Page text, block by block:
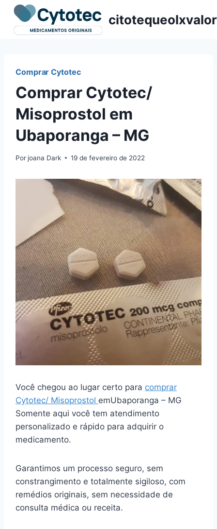
Pular
para
citotequeolxvalor
Comprar Cytotec
Comprar Cytotec/
Misoprostol em
Ubaporanga – MG
Por joana Dark 19 de fevereiro de 2022
Você chegou ao lugar certo para comprar
Cytotec/ Misoprostol emUbaporanga – MG
Somente aqui você tem atendimento
personalizado e rápido para adquirir o
medicamento.
Garantimos um processo seguro, sem
constrangimento e totalmente sigiloso, com
remédios originais, sem necessidade de
consulta médica ou receita.